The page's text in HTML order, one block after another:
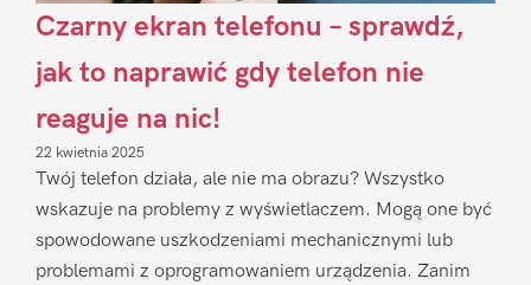
Czarny ekran telefonu – sprawdź,
jak to naprawić gdy telefon nie
reaguje na nic!
22 kwietnia 2025
Twój telefon działa, ale nie ma obrazu? Wszystko
wskazuje na problemy z wyświetlaczem. Mogą one być
spowodowane uszkodzeniami mechanicznymi lub
problemami z oprogramowaniem urządzenia. Zanim